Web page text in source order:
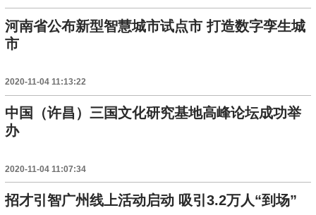
河南省公布新型智慧城市试点市 打造数字孪生城
市
2020-11-04 11:13:22
中国（许昌）三国文化研究基地高峰论坛成功举
办
2020-11-04 11:07:34
招才引智广州线上活动启动 吸引3.2万人“到场”